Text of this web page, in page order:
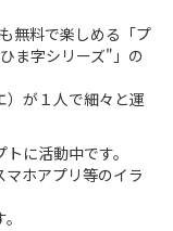
無料で楽しめる「プ
ま字シリーズ"」の
）が１人で細々と運
に活動中です。
ホアプリ等のイラ